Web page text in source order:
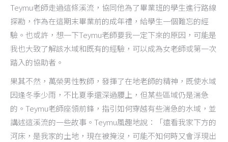
Teymu老師走過這條溪流，協同他為了畢業班的學生進行路線
探勘，作為在這期末畢業前的成年禮，給學生一個難忘的經
驗。也或許，想一下Teymu老師要我一定下來的原因，可能是
我也大致了解該水域和既有的經驗，可以成為女老師或第一次
踏入的協助者。
果其不然，萬榮男性教師，發揮了在地老師的精神，既使水域
因逢冬季少雨，不比夏季還深過腰上，但某些區域仍是湍急
的。Teymu老師座領前鋒，指引如何穿越有些湍急的水域，並
講述這溪流的一些故事。Teymu風趣地說：「遠看我家下方的
河床，是我家的土地，現在被掩沒，可能不知何時又會浮現出